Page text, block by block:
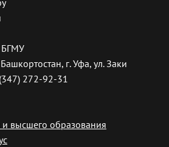
БГМУ
г. Уфа, ул. Заки
272-92-31
высшего образования